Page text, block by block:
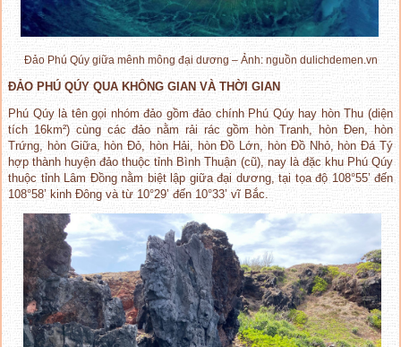
Đảo Phú Qúy giữa mênh mông đại dương – Ảnh: nguồn dulichdemen.vn
ĐẢO PHÚ QÚY QUA KHÔNG GIAN VÀ THỜI GIAN
Phú Qúy là tên gọi nhóm đảo gồm đảo chính Phú Qúy hay hòn Thu (diện
tích 16km²) cùng các đảo nằm rải rác gồm hòn Tranh, hòn Đen, hòn
Trứng, hòn Giữa, hòn Đỏ, hòn Hải, hòn Đồ Lớn, hòn Đồ Nhỏ, hòn Đá Tý
hợp thành huyện đảo thuộc tỉnh Bình Thuận (cũ), nay là đặc khu Phú Qúy
thuộc tỉnh Lâm Đồng nằm biệt lập giữa đại dương, tại tọa độ 108°55’ đến
108°58’ kinh Đông và từ 10°29’ đến 10°33’ vĩ Bắc.